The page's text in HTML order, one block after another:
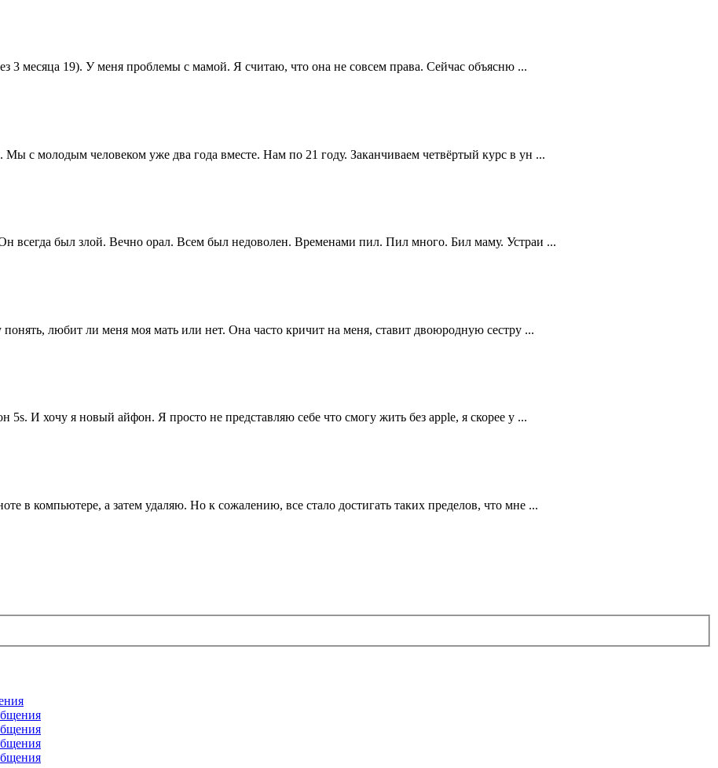
3 месяца 19). У меня проблемы с мамой. Я считаю, что она не совсем права. Сейчас объясню ...
с молодым человеком уже два года вместе. Нам по 21 году. Заканчиваем четвёртый курс в ун ...
всегда был злой. Вечно орал. Всем был недоволен. Временами пил. Пил много. Бил маму. Устраи ...
любит ли меня моя мать или нет. Она часто кричит на меня, ставит двоюродную сестру ...
И хочу я новый айфон. Я просто не представляю себе что смогу жить без apple, я скорее у ...
в компьютере, а затем удаляю. Но к сожалению, все стало достигать таких пределов, что мне ...